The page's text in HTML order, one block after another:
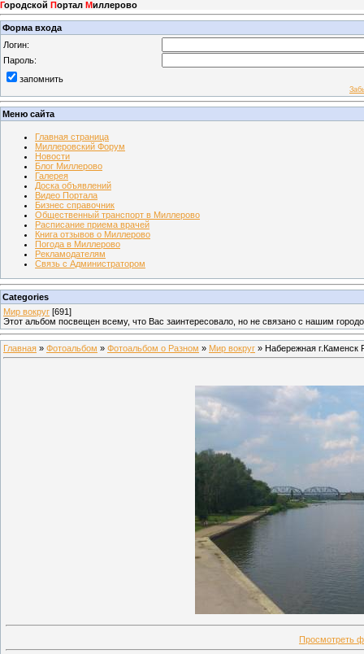
Городской Портал Миллерово
Форма входа
Логин:
Пароль:
запомнить
Меню сайта
Главная страница
Миллеровский Форум
Новости
Блог Миллерово
Галерея
Доска объявлений
Видео Портала
Бизнес справочник
Общественный транспорт в Миллерово
Расписание приема врачей
Книга отзывов о Миллерово
Погода в Миллерово
Рекламодателям
Связь с Администратором
Categories
Мир вокруг [691]
Этот альбом посвещен всему, что Вас заинтересовало, но не связано с нашим
Главная » Фотоальбом » Фотоальбом о Разном » Мир вокруг » Набережная г.Каменск
Просмотреть